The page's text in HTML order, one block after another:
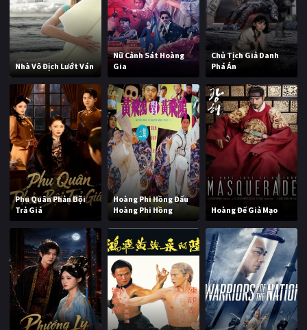
Nhà Vô Địch Lướt Ván
Nữ Cảnh Sát Hoàng
Gia
Chủ Tịch Giả Danh
Phá Án
Phu Quân Phản Bội
Trả Giá
Hoàng Phi Hồng Đấu
Hoàng Phi Hồng
Hoàng Đế Giả Mạo